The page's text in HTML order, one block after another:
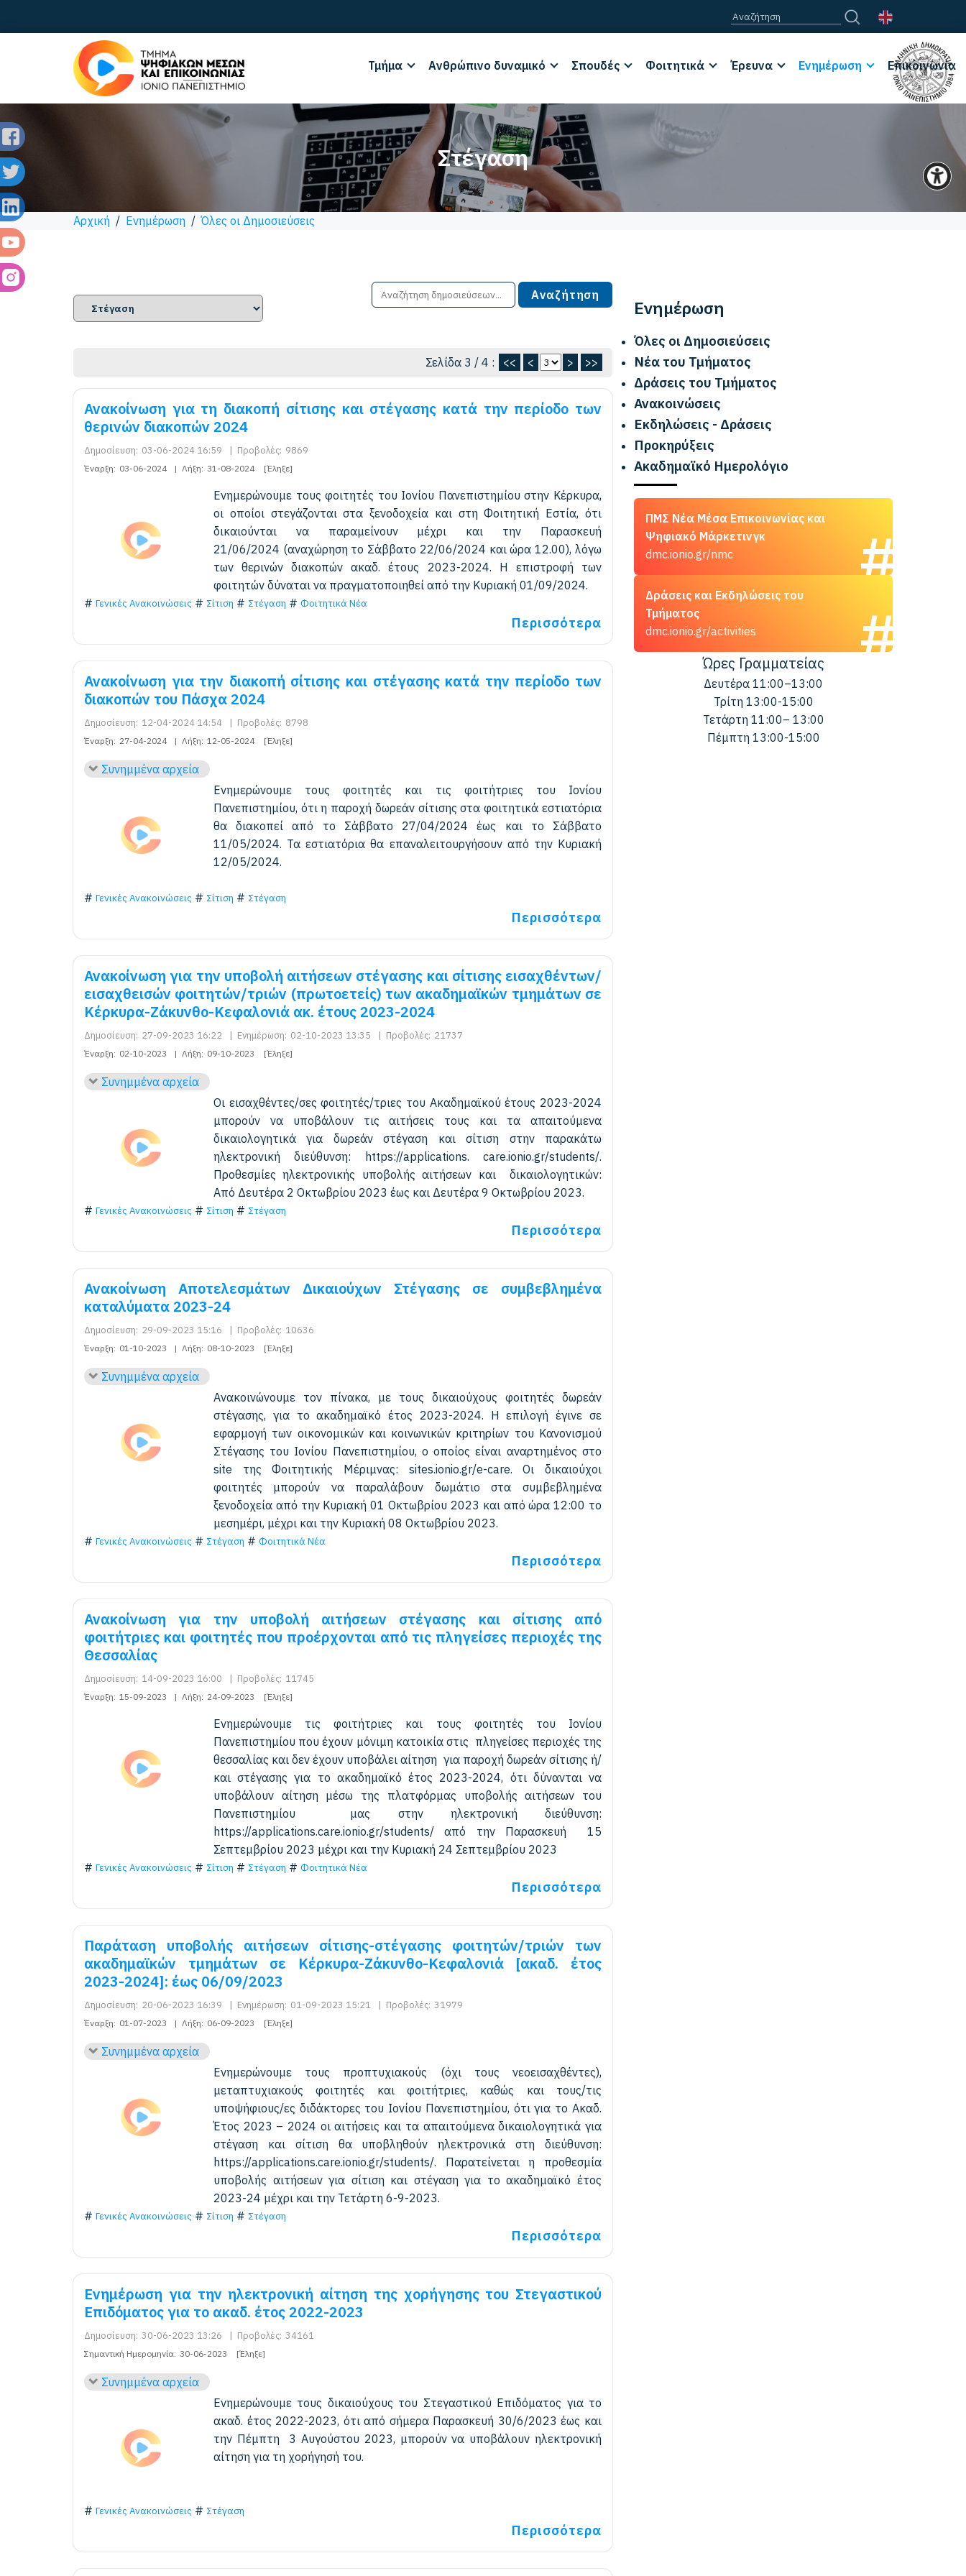
Τμήμα Ανθρώπινο δυναμικό Σπουδές Φοιτητικά Έρευνα Ενημέρωση Επικοινωνία
Στέγαση
Αρχική / Ενημέρωση /Όλες οι Δημοσιεύσεις
Σελίδα 3 / 4 : << < > >>
Ανακοίνωση για τη διακοπή σίτισης και στέγασης κατά την περίοδο των
θερινών διακοπών 2024
Δημοσίευση: 03-06-2024 16:59 | Προβολές: 9869
Έναρξη: 03-06-2024 | Λήξη: 31-08-2024 [Έληξε]
Ενημερώνουμε τους φοιτητές του Ιονίου Πανεπιστημίου στην Κέρκυρα,
οι οποίοι στεγάζονται στα ξενοδοχεία και στη Φοιτητική Εστία, ότι
δικαιούνται να παραμείνουν μέχρι και την Παρασκευή
21/06/2024 (αναχώρηση το Σάββατο 22/06/2024 και ώρα 12.00), λόγω
των θερινών διακοπών ακαδ. έτους 2023-2024. Η επιστροφή των
φοιτητών δύναται να πραγματοποιηθεί από την Κυριακή 01/09/2024.
Γενικές Ανακοινώσεις Σίτιση Στέγαση Φοιτητικά Νέα
Περισσότερα
Ανακοίνωση για την διακοπή σίτισης και στέγασης κατά την περίοδο των
διακοπών του Πάσχα 2024
Δημοσίευση: 12-04-2024 14:54 | Προβολές: 8798
Έναρξη: 27-04-2024 | Λήξη: 12-05-2024 [Έληξε]
Συνημμένα αρχεία
Ενημερώνουμε τους φοιτητές και τις φοιτήτριες του Ιονίου
Πανεπιστημίου, ότι η παροχή δωρεάν σίτισης στα φοιτητικά εστιατόρια
θα διακοπεί από το Σάββατο 27/04/2024 έως και το Σάββατο
11/05/2024. Τα εστιατόρια θα επαναλειτουργήσουν από την Κυριακή
12/05/2024.
Γενικές Ανακοινώσεις Σίτιση Στέγαση
Περισσότερα
Ανακοίνωση για την υποβολή αιτήσεων στέγασης και σίτισης εισαχθέντων/
εισαχθεισών φοιτητών/τριών (πρωτοετείς) των ακαδημαϊκών τμημάτων σε
Κέρκυρα-Ζάκυνθο-Κεφαλονιά ακ. έτους 2023-2024
Δημοσίευση: 27-09-2023 16:22 | Ενημέρωση: 02-10-2023 13:35 | Προβολές: 21737
Έναρξη: 02-10-2023 | Λήξη: 09-10-2023 [Έληξε]
Συνημμένα αρχεία
Οι εισαχθέντες/σες φοιτητές/τριες του Ακαδημαϊκού έτους 2023-2024
μπορούν να υποβάλουν τις αιτήσεις τους και τα απαιτούμενα
δικαιολογητικά για δωρεάν στέγαση και σίτιση στην παρακάτω
ηλεκτρονική διεύθυνση: https://applications. care.ionio.gr/students/.
Προθεσμίες ηλεκτρονικής υποβολής αιτήσεων και δικαιολογητικών:
Από Δευτέρα 2 Οκτωβρίου 2023 έως και Δευτέρα 9 Οκτωβρίου 2023.
Γενικές Ανακοινώσεις Σίτιση Στέγαση
Περισσότερα
Ανακοίνωση Αποτελεσμάτων Δικαιούχων Στέγασης σε συμβεβλημένα
καταλύματα 2023-24
Δημοσίευση: 29-09-2023 15:16 | Προβολές: 10636
Έναρξη: 01-10-2023 | Λήξη: 08-10-2023 [Έληξε]
Συνημμένα αρχεία
Ανακοινώνουμε τον πίνακα, με τους δικαιούχους φοιτητές δωρεάν
στέγασης, για το ακαδημαϊκό έτος 2023-2024. Η επιλογή έγινε σε
εφαρμογή των οικονομικών και κοινωνικών κριτηρίων του Κανονισμού
Στέγασης του Ιονίου Πανεπιστημίου, ο οποίος είναι αναρτημένος στο
site της Φοιτητικής Μέριμνας: sites.ionio.gr/e-care. Οι δικαιούχοι
φοιτητές μπορούν να παραλάβουν δωμάτιο στα συμβεβλημένα
ξενοδοχεία από την Κυριακή 01 Οκτωβρίου 2023 και από ώρα 12:00 το
μεσημέρι, μέχρι και την Κυριακή 08 Οκτωβρίου 2023.
Γενικές Ανακοινώσεις Στέγαση Φοιτητικά Νέα
Περισσότερα
Ανακοίνωση για την υποβολή αιτήσεων στέγασης και σίτισης από
φοιτήτριες και φοιτητές που προέρχονται από τις πληγείσες περιοχές της
Θεσσαλίας
Δημοσίευση: 14-09-2023 16:00 | Προβολές: 11745
Έναρξη: 15-09-2023 | Λήξη: 24-09-2023 [Έληξε]
Ενημερώνουμε τις φοιτήτριες και τους φοιτητές του Ιονίου
Πανεπιστημίου που έχουν μόνιμη κατοικία στις πληγείσες περιοχές της
θεσσαλίας και δεν έχουν υποβάλει αίτηση για παροχή δωρεάν σίτισης ή/
και στέγασης για το ακαδημαϊκό έτος 2023-2024, ότι δύνανται να
υποβάλουν αίτηση μέσω της πλατφόρμας υποβολής αιτήσεων του
Πανεπιστημίου μας στην ηλεκτρονική διεύθυνση:
https://applications.care.ionio.gr/students/ από την Παρασκευή 15
Σεπτεμβρίου 2023 μέχρι και την Κυριακή 24 Σεπτεμβρίου 2023
Γενικές Ανακοινώσεις Σίτιση Στέγαση Φοιτητικά Νέα
Περισσότερα
Παράταση υποβολής αιτήσεων σίτισης-στέγασης φοιτητών/τριών των
ακαδημαϊκών τμημάτων σε Κέρκυρα-Ζάκυνθο-Κεφαλονιά [ακαδ. έτος
2023-2024]: έως 06/09/2023
Δημοσίευση: 20-06-2023 16:39 | Ενημέρωση: 01-09-2023 15:21 | Προβολές: 31979
Έναρξη: 01-07-2023 | Λήξη: 06-09-2023 [Έληξε]
Συνημμένα αρχεία
Ενημερώνουμε τους προπτυχιακούς (όχι τους νεοεισαχθέντες),
μεταπτυχιακούς φοιτητές και φοιτήτριες, καθώς και τους/τις
υποψήφιους/ες διδάκτορες του Ιονίου Πανεπιστημίου, ότι για το Ακαδ.
Έτος 2023 – 2024 οι αιτήσεις και τα απαιτούμενα δικαιολογητικά για
στέγαση και σίτιση θα υποβληθούν ηλεκτρονικά στη διεύθυνση:
https://applications.care.ionio.gr/students/. Παρατείνεται η προθεσμία
υποβολής αιτήσεων για σίτιση και στέγαση για το ακαδημαϊκό έτος
2023-24 μέχρι και την Τετάρτη 6-9-2023.
Γενικές Ανακοινώσεις Σίτιση Στέγαση
Περισσότερα
Ενημέρωση για την ηλεκτρονική αίτηση της χορήγησης του Στεγαστικού
Επιδόματος για το ακαδ. έτος 2022-2023
Δημοσίευση: 30-06-2023 13:26 | Προβολές: 34161
Σημαντική Ημερομηνία: 30-06-2023 [Έληξε]
Συνημμένα αρχεία
Ενημερώνουμε τους δικαιούχους του Στεγαστικού Επιδόματος για το
ακαδ. έτος 2022-2023, ότι από σήμερα Παρασκευή 30/6/2023 έως και
την Πέμπτη 3 Αυγούστου 2023, μπορούν να υποβάλουν ηλεκτρονική
αίτηση για τη χορήγησή του.
Γενικές Ανακοινώσεις Στέγαση
Περισσότερα
Ενημέρωση
Όλες οι Δημοσιεύσεις
Νέα του Τμήματος
Δράσεις του Τμήματος
Ανακοινώσεις
Εκδηλώσεις - Δράσεις
Προκηρύξεις
Ακαδημαϊκό Ημερολόγιο
ΠΜΣ Νέα Μέσα Επικοινωνίας και
Ψηφιακό Μάρκετινγκ
dmc.ionio.gr/nmc
Δράσεις και Εκδηλώσεις του
Τμήματος
dmc.ionio.gr/activities
Ώρες Γραμματείας
Δευτέρα 11:00–13:00
Τρίτη 13:00-15:00
Τετάρτη 11:00– 13:00
Πέμπτη 13:00-15:00